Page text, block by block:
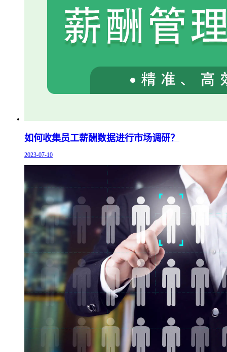
如何收集员工薪酬数据进行市场调研？
2023-07-10